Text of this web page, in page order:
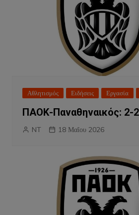
Αθλητισμός Ειδήσεις Εργασία
ΠΑΟΚ-Παναθηναικός: 2-
NT 18 Μαΐου 2026